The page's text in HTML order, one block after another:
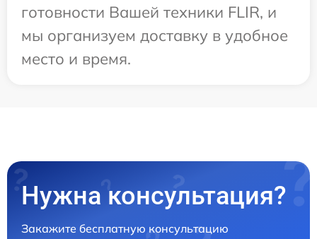
готовности Вашей техники FLIR, и
мы организуем доставку в удобное
место и время.
Нужна консультация?
Закажите бесплатную консультацию